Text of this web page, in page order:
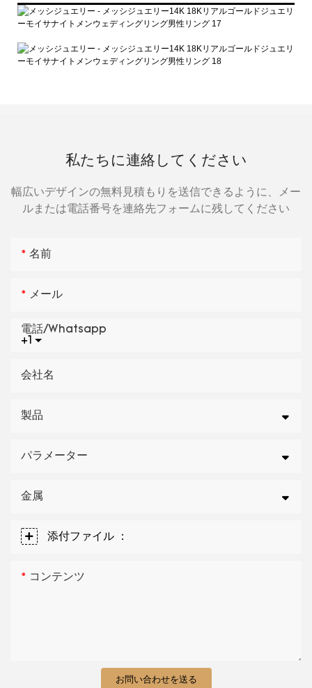
私たちに連絡してください
幅広いデザインの無料見積もりを送信できるように、メー
ルまたは電話番号を連絡先フォームに残してください
名前
メール
+1
電話/whatsapp
会社名
製品
パラメーター
金属
添付ファイル ：
コンテンツ
お問い合わせを送る